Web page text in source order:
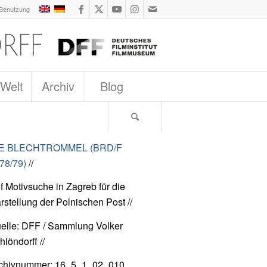
Archiv Blog
BLECHTROMMEL (BRD/F
79) //
Motivsuche in Zagreb für die
der Polnischen Post //
DFF / Sammlung Volker
//